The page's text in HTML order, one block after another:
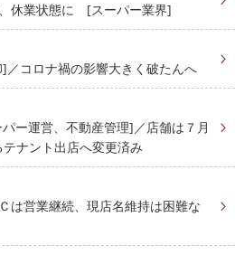
休業状態に [スーパー業界]
コロナ禍の影響大きく破たんへ
ー運営、不動産管理]／店舗は７月
ナント出店へ変更済み
は営業継続、現店名維持は困難な